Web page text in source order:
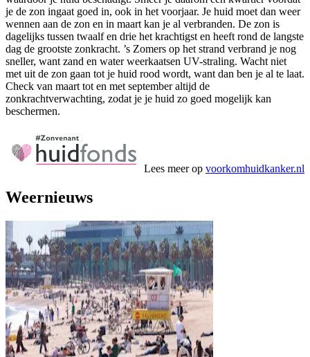
je de zon ingaat goed in, ook in het voorjaar. Je huid moet dan weer
wennen aan de zon en in maart kan je al verbranden. De zon is
dagelijks tussen twaalf en drie het krachtigst en heeft rond de langste
dag de grootste zonkracht. ’s Zomers op het strand verbrand je nog
sneller, want zand en water weerkaatsen UV-straling. Wacht niet
met uit de zon gaan tot je huid rood wordt, want dan ben je al te laat.
Check van maart tot en met september altijd de
zonkrachtverwachting, zodat je je huid zo goed mogelijk kan
beschermen.
Lees meer op voorkomhuidkanker.nl
Weernieuws